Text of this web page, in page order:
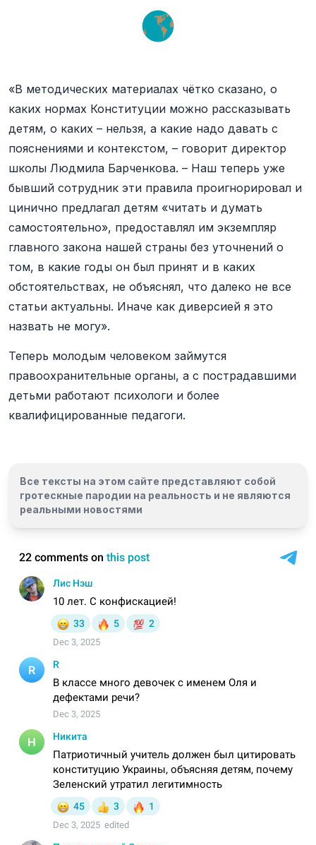
«В методических материалах чётко сказано, о
каких нормах Конституции можно рассказывать
детям, о каких – нельзя, а какие надо давать с
пояснениями и контекстом, – говорит директор
школы Людмила Барченкова. – Наш теперь уже
бывший сотрудник эти правила проигнорировал и
цинично предлагал детям «читать и думать
самостоятельно», предоставлял им экземпляр
главного закона нашей страны без уточнений о
том, в какие годы он был принят и в каких
обстоятельствах, не объяснял, что далеко не все
статьи актуальны. Иначе как диверсией я это
назвать не могу».
Теперь молодым человеком займутся
правоохранительные органы, а с пострадавшими
детьми работают психологи и более
квалифицированные педагоги.
Все тексты на этом сайте представляют собой
гротескные пародии на реальность и не являются
реальными новостями